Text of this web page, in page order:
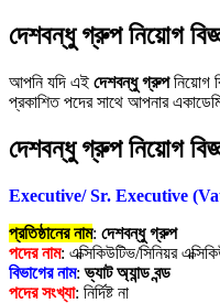
দেশবন্ধু গ্রুপ নিয়োগ
আপনি যদি এই দেশবন্ধু গ্রুপনিয়োগ
প্রকাশিত পদের সাথে আপনার
দেশবন্ধু গ্রুপ নিয়োগ
Executive/ Sr. Executive
প্রতিষ্ঠানের নাম: দেশবন্ধু গ্রুপ
পদের নাম: এক্সিকিউটিভ/সিনিয়র
বিভাগের নাম:ভ্যাট অ্যান্ড বন্ড
পদের সংখ্যা: নির্দিষ্ট না